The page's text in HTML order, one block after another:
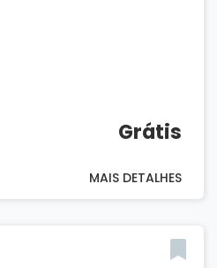
Grátis
MAIS DETALHES